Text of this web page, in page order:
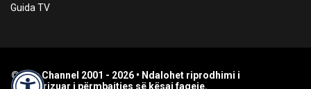
Guida TV
© Top Channel 2001 - 2026 • Ndalohet riprodhimi i
paautorizuar i përmbajtjes së kësaj faqeje.